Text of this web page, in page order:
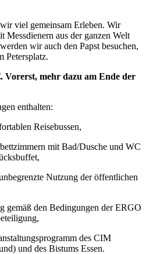
viel gemeinsam Erleben. Wir
Messdienern aus der ganzen Welt
wir auch den Papst besuchen,
Petersplatz.
Vorerst, mehr dazu am Ende der
enthalten:
Reisebussen,
mit Bad/Dusche und WC
Nutzung der öffentlichen
gemäß den Bedingungen der ERGO
des CIM
und des Bistums Essen.